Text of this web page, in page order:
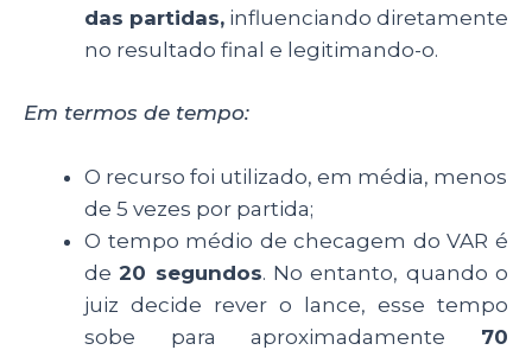
das partidas, influenciando diretamente
no resultado final e legitimando-o.
Em termos de tempo:
O recurso foi utilizado, em média, menos
de 5 vezes por partida;
O tempo médio de checagem do VAR é
de20 segundos. No entanto, quando o
juiz decide rever o lance, esse tempo
sobe para aproximadamente 70